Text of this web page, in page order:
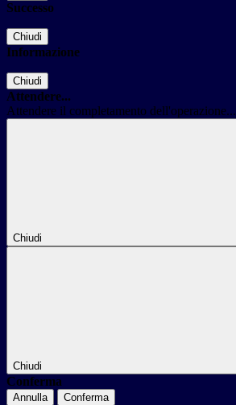
Successo
Chiudi
Informazione
Chiudi
Attendere...
Attendere il completamento dell'operazione...
Chiudi
Chiudi
Conferma
Annulla Conferma